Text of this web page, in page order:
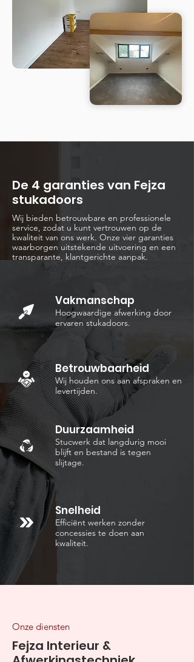
De 4 garanties van Fejza
stukadoors
Wij bieden betrouwbare en professionele
service, zodat u kunt vertrouwen op de
kwaliteit van ons werk. Onze vier garanties
waarborgen uitstekende uitvoering en een
transparante, klantgerichte aanpak.
Vakmanschap
Hoogwaardige afwerking door
ervaren stukadoors.
Betrouwbaarheid
Wij houden ons aan afspraken en
levertijden.
Duurzaamheid
Stucwerk dat langdurig mooi
blijft en bestand is tegen
slijtage.
Snelheid
Efficiënt werken zonder
concessies te doen aan
kwaliteit.
Onze diensten
Fejza Interieur &